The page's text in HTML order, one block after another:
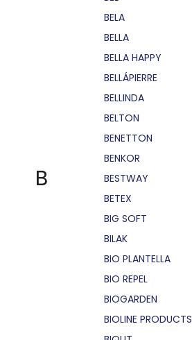
B
BELA
BELLA
BELLA HAPPY
BELLÁPIERRE
BELLINDA
BELTON
BENETTON
BENKOR
BESTWAY
BETEX
BIG SOFT
BILAK
BIO PLANTELLA
BIO REPEL
BIOGARDEN
BIOLINE PRODUCTS